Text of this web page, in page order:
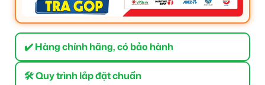
✔️ Hàng chính hãng, có bảo hành
🛠 Quy trình lắp đặt chuẩn